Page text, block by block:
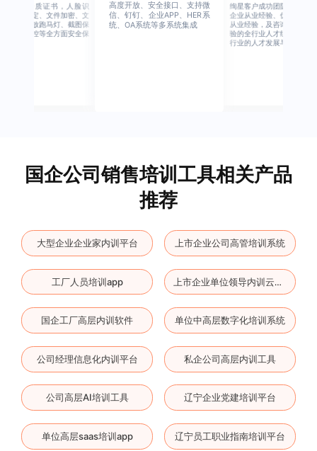
业权威资质证书，人脸识
、设备绑定、文件加密、文
水印、播放跑马灯、截图保
、权限管控等全方面安全保
高度开放、安全接口、支持微
信、钉钉、企业APP、HER系
统、OA系统等多系统集成
绚星客户成功团队，由有多
企业从业经验、优秀培训机
从业经验，及咨询公司从业
验的全行业人才组成，涉猎
行业的人才发展与培养模块
国企公司销售培训工具相关产品
推荐
大型企业企业家内训平台 上市企业公司高管培训系统
工厂人员培训app 上市企业单位领导内训云平台
国企工厂高层内训软件 单位中高层数字化培训系统
公司经理信息化内训平台 私企公司高层内训工具
公司高层AI培训工具 辽宁企业党建培训平台
单位高层saas培训app 辽宁员工职业指南培训平台